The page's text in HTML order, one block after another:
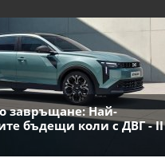
завръщане: Най-
бъдещи коли с ДВГ - II